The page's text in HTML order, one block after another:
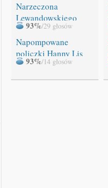
Narzeczona
Lewandowskiego
miała WYPADEK!
93%/29 głosów
Napompowane
policzki Hanny Lis
93%/14 głosów